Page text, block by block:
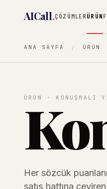
AICall.ÇÖZÜMLERÜRÜN
ANA SAYFA ÜRÜN
ÜRÜN · KONUŞMALI
Her sözcük
satış hattına